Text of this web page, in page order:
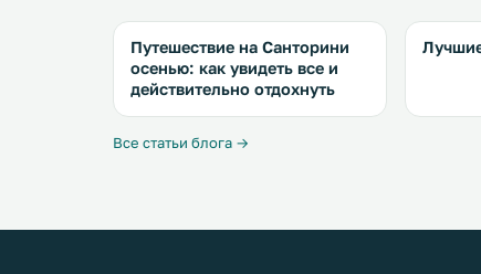
Путешествие на Санторини
осенью: как увидеть все и
действительно отдохнуть
Все статьи блога →